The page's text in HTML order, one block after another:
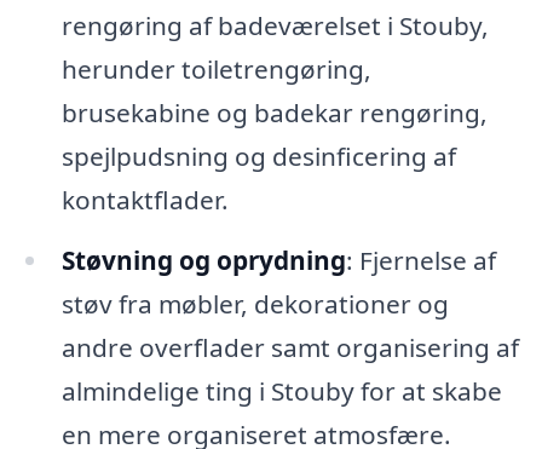
rengøring af badeværelset i Stouby,
herunder toiletrengøring,
brusekabine og badekar rengøring,
spejlpudsning og desinficering af
kontaktflader.
Støvning og oprydning: Fjernelse af
støv fra møbler, dekorationer og
andre overflader samt organisering af
almindelige ting i Stouby for at skabe
en mere organiseret atmosfære.